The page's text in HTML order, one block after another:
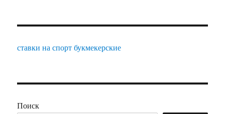
ставки на спорт букмекерские
Поиск